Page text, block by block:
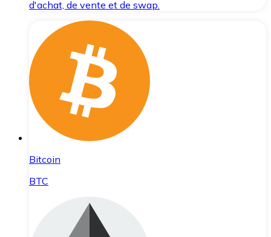
d'achat, de vente et de swap.
Bitcoin
BTC